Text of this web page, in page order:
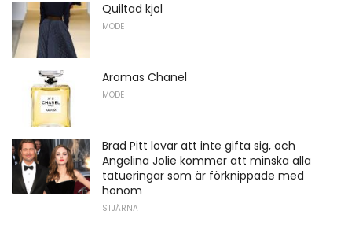
Quiltad kjol
MODE
Aromas Chanel
MODE
Brad Pitt lovar att inte gifta sig, och
Angelina Jolie kommer att minska alla
tatueringar som är förknippade med
honom
STJÄRNA